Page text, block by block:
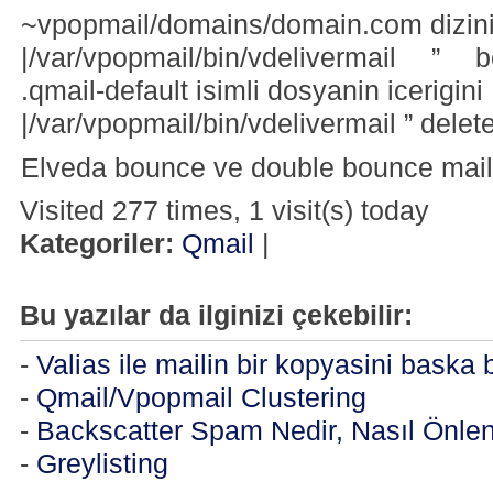
~vpopmail/domains/domain.com
|/var/vpopmail/bin/vdelivermail ”
.qmail-default isimli dosyanin icerigini
|/var/vpopmail/bin/vdelivermail ”
Elveda bounce ve double bounce
Visited 277 times, 1 visit(s) today
Kategoriler: Qmail
Bu yazılar da ilginizi çekebilir:
- Valias ile mailin bir kopyasini baska
- Qmail/Vpopmail Clustering
- Backscatter Spam Nedir, Nasıl
- Greylisting